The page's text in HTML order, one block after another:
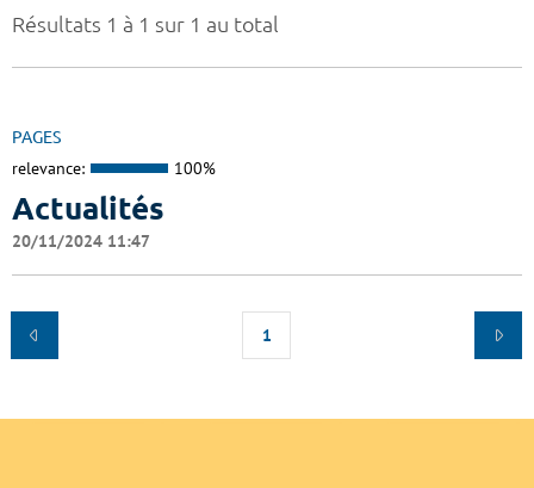
Résultats 1 à 1 sur 1 au total
PAGES
relevance: 100%
Actualités
20/11/2024 11:47
1